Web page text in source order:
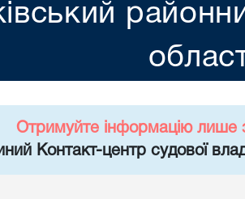
Отримуйте інформацію лише
Контакт-центр судової